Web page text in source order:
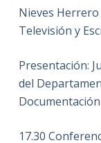
Nieves Herrero
Televisión y
Presentación:
del
Documentación
17.30